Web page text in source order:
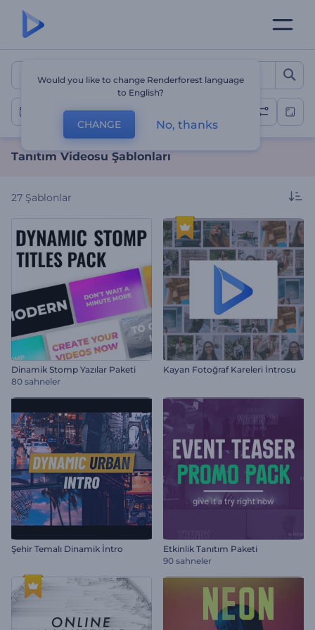
Tanıtım Videosu
Teaser Videoları
Tanıtım Videosu Şablonları
27 Şablonlar
Dinamik Stomp Yazılar Paketi
80 sahneler
Kayan Fotoğraf Kareleri İntrosu
Şehir Temalı Dinamik İntro
Etkinlik Tanıtım Paketi
90 sahneler
Would you like to change Renderforest language
to English?
CHANGE No, thanks